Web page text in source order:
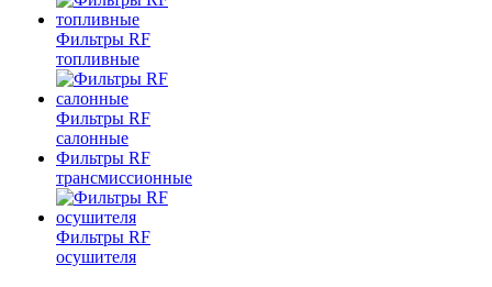
Фильтры RF
топливные
Фильтры RF
салонные
Фильтры RF
трансмиссионные
Фильтры RF
осушителя